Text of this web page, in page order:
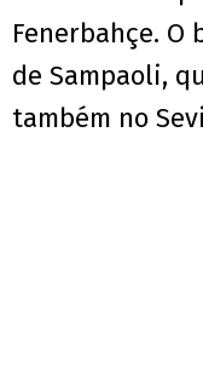
Fenerbahçe.
de Sampaoli,
também no